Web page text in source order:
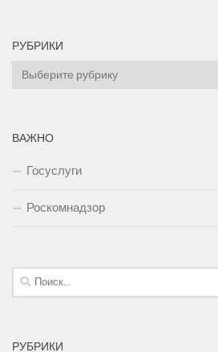
РУБРИКИ
Рубрики
ВАЖНО
Госуслуги
Роскомнадзор
Найти:
РУБРИКИ